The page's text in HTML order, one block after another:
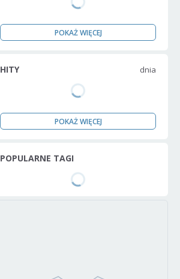
POKAŻ WIĘCEJ
HITY dnia
POKAŻ WIĘCEJ
POPULARNE TAGI